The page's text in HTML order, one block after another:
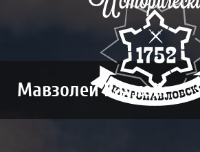
Мавзолей Каукай